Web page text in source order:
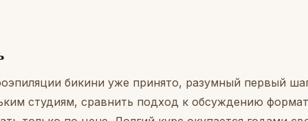
бикини уже принято, разумный первый
студиям, сравнить подход к обсуждению